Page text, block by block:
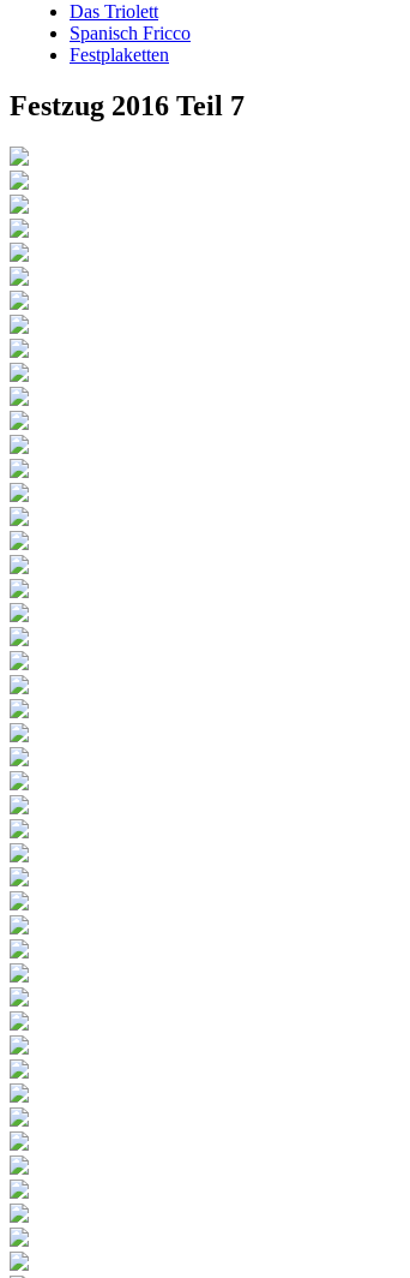
Das Triolett
Spanisch Fricco
Festplaketten
Festzug 2016 Teil 7